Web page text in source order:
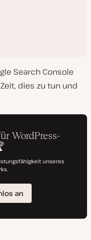
Search Console
dies zu tun und